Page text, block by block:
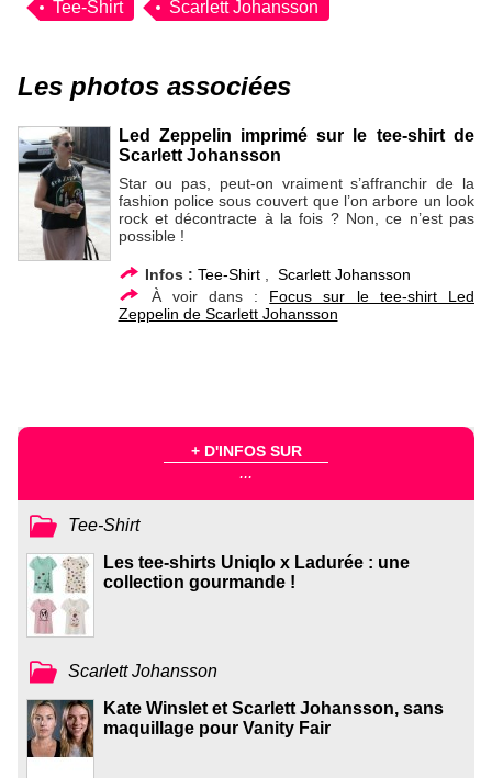
Tee-Shirt Scarlett Johansson
Les photos associées
Led Zeppelin imprimé sur le tee-shirt de
Scarlett Johansson
Star ou pas, peut-on vraiment s’affranchir de la
fashion police sous couvert que l’on arbore un look
rock et décontracte à la fois ? Non, ce n’est pas
possible !
Infos : Tee-Shirt, Scarlett Johansson
À voir dans : Focus sur le tee-shirt Led
Zeppelin de Scarlett Johansson
+ D'INFOS SUR
...
Tee-Shirt
Les tee-shirts Uniqlo x Ladurée : une
collection gourmande !
Scarlett Johansson
Kate Winslet et Scarlett Johansson, sans
maquillage pour Vanity Fair